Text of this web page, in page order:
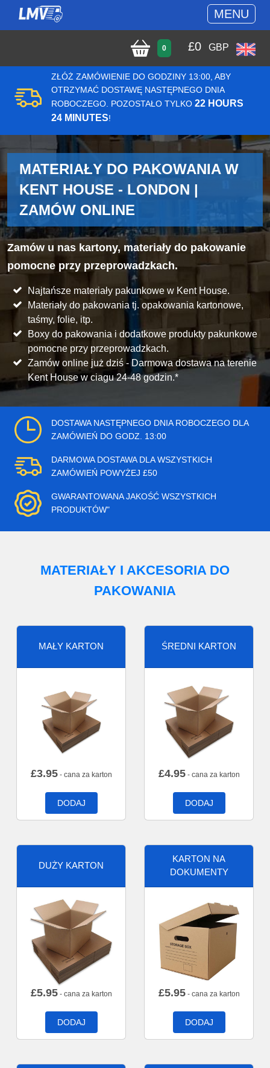
MENU
0 £0 GBP
ZŁÓŻ ZAMÓWIENIE DO GODZINY 13:00, ABY
OTRZYMAĆ DOSTAWĘ NASTĘPNEGO DNIA
ROBOCZEGO. POZOSTAŁO TYLKO 22 HOURS
24 MINUTES!
MATERIAŁY DO PAKOWANIA W
KENT HOUSE - LONDON |
ZAMÓW ONLINE
Zamów u nas kartony, materiały do pakowanie
pomocne przy przeprowadzkach.
Najtańsze materiały pakunkowe w Kent House.
Materiały do pakowania tj. opakowania kartonowe,
taśmy, folie, itp.
Boxy do pakowania i dodatkowe produkty pakunkowe
pomocne przy przeprowadzkach.
Zamów online już dziś - Darmowa dostawa na terenie
Kent House w ciagu 24-48 godzin.*
DOSTAWA NASTĘPNEGO DNIA ROBOCZEGO DLA
ZAMÓWIEŃ DO GODZ. 13:00
DARMOWA DOSTAWA DLA WSZYSTKICH
ZAMÓWIEŃ POWYŻEJ £50
GWARANTOWANA JAKOŚĆ WSZYSTKICH
PRODUKTÓW"
MATERIAŁY I AKCESORIA DO
PAKOWANIA
MAŁY KARTON
£3.95- cana za karton
DODAJ
ŚREDNI KARTON
£4.95- cana za karton
DODAJ
DUŻY KARTON
£5.95- cana za karton
DODAJ
KARTON NA
DOKUMENTY
£5.95- cana za karton
DODAJ